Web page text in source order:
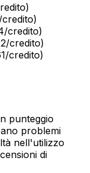
credito)
credito)
credito)
punteggio
problemi
nell'utilizzo
di